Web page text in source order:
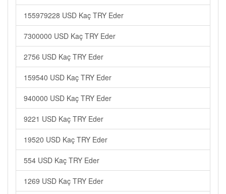
155979228 USD Kaç TRY Eder
7300000 USD Kaç TRY Eder
2756 USD Kaç TRY Eder
159540 USD Kaç TRY Eder
940000 USD Kaç TRY Eder
9221 USD Kaç TRY Eder
19520 USD Kaç TRY Eder
554 USD Kaç TRY Eder
1269 USD Kaç TRY Eder